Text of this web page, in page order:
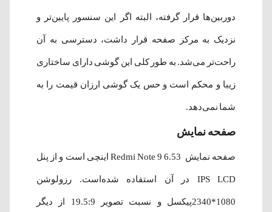
دوربین‌ها قرار گرفته، البته اگر این سنسور پایین‌تر و
نزدیک به مرکز صفحه قرار داشت، دسترسی به آن
راحت‌تر می‌شد. به طور کلی این گوشی دارای ساختاری
زیبا و محکم است و حس یک گوشی ارزان قیمت را به
شما نمی‌دهد.
صفحه نمایش
صفحه نمایش Redmi Note 9 6.53 اینچی است و از پنل
IPS LCD در آن استفاده شده‌است. رزولوشن
1080*2340پیکسل و نسبت تصویر 19.5:9 از دیگر